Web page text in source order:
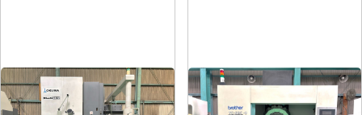
#5立マシニング タッピングセンター